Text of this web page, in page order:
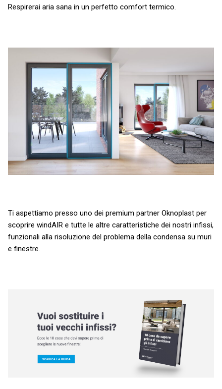
Respirerai aria sana in un perfetto comfort termico.
Ti aspettiamo presso uno dei premium partner Oknoplast per
scoprire windAIR e tutte le altre caratteristiche dei nostri infissi,
funzionali alla risoluzione del problema della condensa su muri
e finestre.